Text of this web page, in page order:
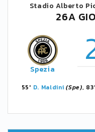
Stadio Alberto
26A
Spezia
55' D. Maldini (Spe),